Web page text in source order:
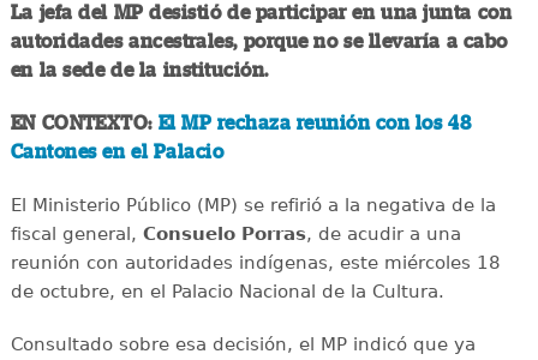
La jefa del MP desistió de participar en una junta con
autoridades ancestrales, porque no se llevaría a cabo
en la sede de la institución.
EN CONTEXTO: El MP rechaza reunión con los 48
Cantones en el Palacio
El Ministerio Público (MP) se refirió a la negativa de la
fiscal general, Consuelo Porras, de acudir a una
reunión con autoridades indígenas, este miércoles 18
de octubre, en el Palacio Nacional de la Cultura.
Consultado sobre esa decisión, el MP indicó que ya